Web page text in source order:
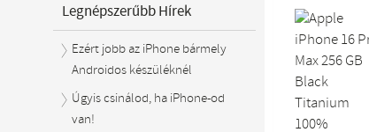
Legnépszerűbb Hírek
Ezért jobb az iPhone bármely
Androidos készüléknél
Úgyis csinálod, ha iPhone-od
van!